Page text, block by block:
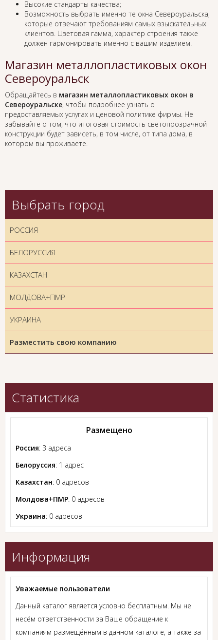
Высокие стандарты качества;
Возможность выбрать именно те окна Североуральска,
которые отвечают требованиям самых взыскательных
клиентов. Цветовая гамма, характер строения также
должен гармонировать именно с вашим изделием.
Магазин металлопластиковых окон
Североуральск
Обращайтесь в магазин металлопластиковых окон в
Североуральске, чтобы подробнее узнать о
предоставляемых услугах и ценовой политике фирмы. Не
забывайте о том, что итоговая стоимость светопрозрачной
конструкции будет зависеть, в том числе, от типа дома, в
котором вы проживаете.
Выбрать город
РОССИЯ
БЕЛОРУССИЯ
КАЗАХСТАН
МОЛДОВА+ПМР
УКРАИНА
Разместить свою компанию
Статистика
Размещено
Россия: 3 адреса
Белоруссия: 1 адрес
Казахстан: 0 адресов
Молдова+ПМР: 0 адресов
Украина: 0 адресов
Информация
Уважаемые пользователи
Данный каталог является условно бесплатным. Мы не
несём ответственности за Ваше обращение к
компаниям размещённым в данном каталоге, а также за